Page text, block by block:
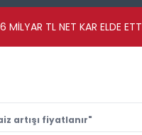
MİLYAR TL NET KAR ELDE
artışı fiyatlanır"